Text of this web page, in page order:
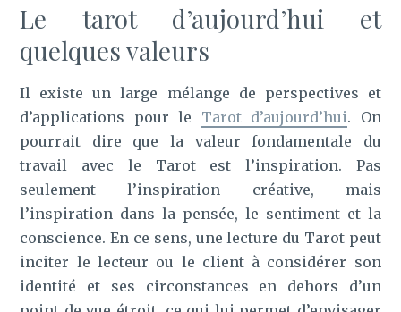
Le tarot d’aujourd’hui et
quelques valeurs
Il existe un large mélange de perspectives et
d’applications pour le Tarot d’aujourd’hui. On
pourrait dire que la valeur fondamentale du
travail avec le Tarot est l’inspiration. Pas
seulement l’inspiration créative, mais
l’inspiration dans la pensée, le sentiment et la
conscience. En ce sens, une lecture du Tarot peut
inciter le lecteur ou le client à considérer son
identité et ses circonstances en dehors d’un